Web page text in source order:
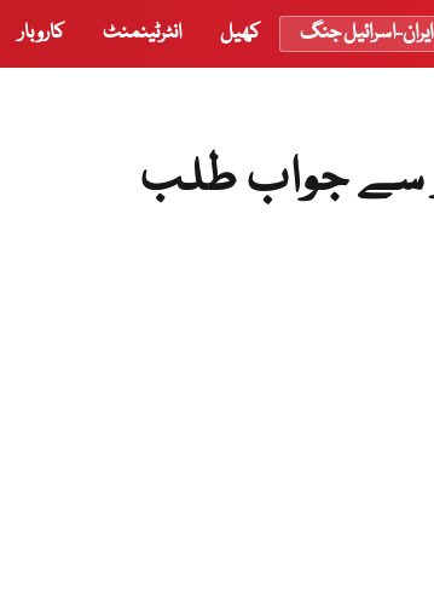
ایران-اسرائیل جنگ کھیل انٹرٹینمنٹ کاروبار
سے جواب طلب